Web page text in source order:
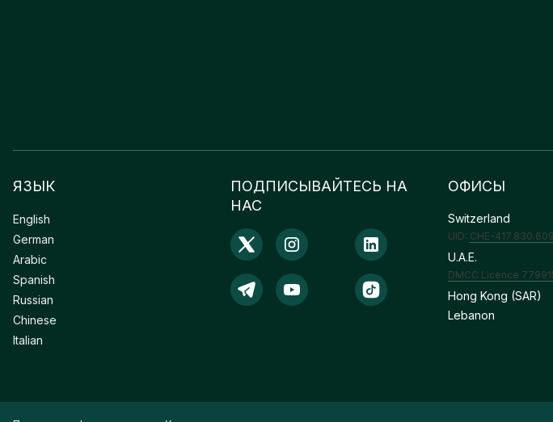
ЯЗЫК
English
German
Arabic
Spanish
Russian
Chinese
Italian
ПОДПИСЫВАЙТЕСЬ НА
НАС
ОФИСЫ
Switzerland
UID: CHE-417.830.609
U.A.E.
DMCC Licence
Hong Kong (SAR)
Lebanon